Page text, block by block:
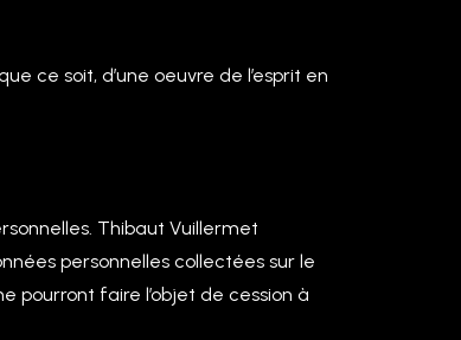
ce soit, d’une oeuvre de l’esprit en
Thibaut Vuillermet
personnelles collectées sur le
pourront faire l’objet de cession à